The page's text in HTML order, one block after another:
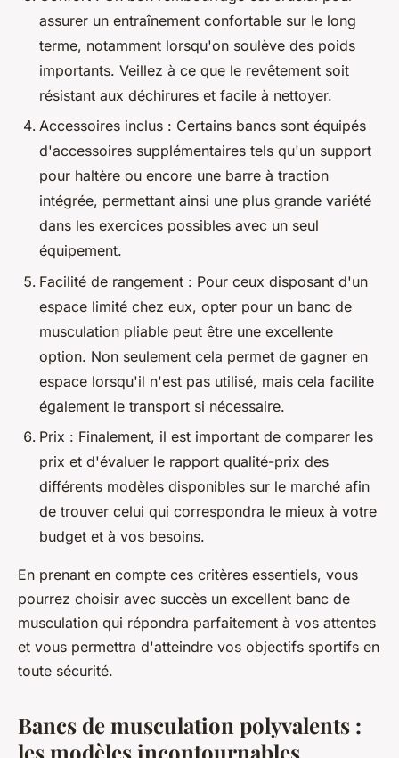
assurer un entraînement confortable sur le long
terme, notamment lorsqu'on soulève des poids
importants. Veillez à ce que le revêtement soit
résistant aux déchirures et facile à nettoyer.
Accessoires inclus : Certains bancs sont équipés
d'accessoires supplémentaires tels qu'un support
pour haltère ou encore une barre à traction
intégrée, permettant ainsi une plus grande variété
dans les exercices possibles avec un seul
équipement.
Facilité de rangement : Pour ceux disposant d'un
espace limité chez eux, opter pour un banc de
musculation pliable peut être une excellente
option. Non seulement cela permet de gagner en
espace lorsqu'il n'est pas utilisé, mais cela facilite
également le transport si nécessaire.
Prix : Finalement, il est important de comparer les
prix et d'évaluer le rapport qualité-prix des
différents modèles disponibles sur le marché afin
de trouver celui qui correspondra le mieux à votre
budget et à vos besoins.
En prenant en compte ces critères essentiels, vous
pourrez choisir avec succès un excellent banc de
musculation qui répondra parfaitement à vos attentes
et vous permettra d'atteindre vos objectifs sportifs en
toute sécurité.
Bancs de musculation polyvalents :
les modèles incontournables